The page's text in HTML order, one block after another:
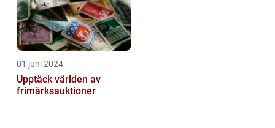
01 juni 2024
Upptäck världen av
frimärksauktioner